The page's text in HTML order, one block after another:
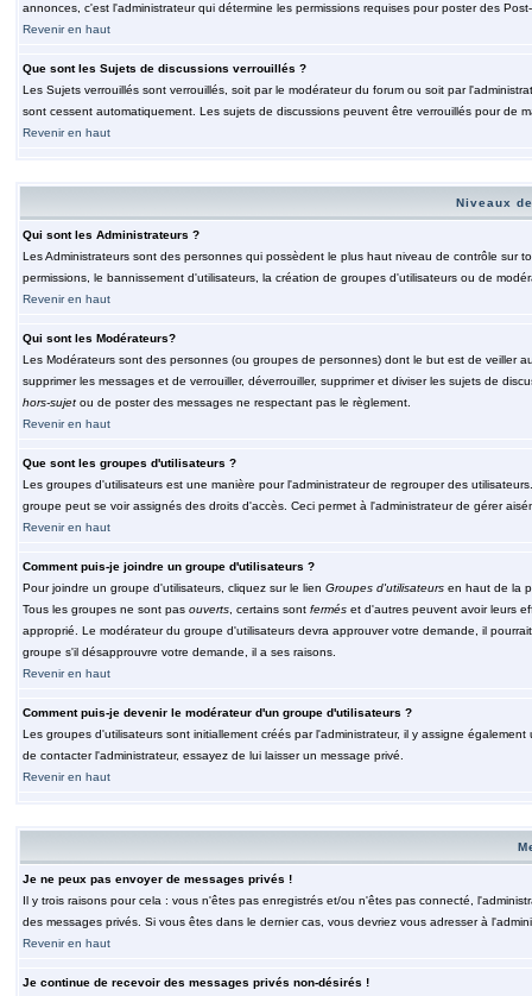
annonces, c'est l'administrateur qui détermine les permissions requises pour poster des
Revenir en haut
Que sont les Sujets de discussions verrouillés ?
Les Sujets verrouillés sont verrouillés, soit par le modérateur du forum ou soit par
sont cessent automatiquement. Les sujets de discussions peuvent être verrouillés pour de
Revenir en haut
Niveaux
Qui sont les Administrateurs ?
Les Administrateurs sont des personnes qui possèdent le plus haut niveau de contrôle sur
permissions, le bannissement d'utilisateurs, la création de groupes d'utilisateurs ou de
Revenir en haut
Qui sont les Modérateurs?
Les Modérateurs sont des personnes (ou groupes de personnes) dont le but est de veiller
supprimer les messages et de verrouiller, déverrouiller, supprimer et diviser les sujets de
hors-sujetou de poster des messages ne respectant pas le règlement.
Revenir en haut
Que sont les groupes d'utilisateurs ?
Les groupes d'utilisateurs est une manière pour l'administrateur de regrouper des
groupe peut se voir assignés des droits d'accès. Ceci permet à l'administrateur de gérer
Revenir en haut
Comment puis-je joindre un groupe d'utilisateurs ?
Pour joindre un groupe d'utilisateurs, cliquez sur le lien Groupes d'utilisateursen haut de la
Tous les groupes ne sont pas ouverts, certains sont ferméset d'autres peuvent avoir leurs
approprié. Le modérateur du groupe d'utilisateurs devra approuver votre demande, il
groupe s'il désapprouvre votre demande, il a ses raisons.
Revenir en haut
Comment puis-je devenir le modérateur d'un groupe d'utilisateurs ?
Les groupes d'utilisateurs sont initiallement créés par l'administrateur, il y assigne
de contacter l'administrateur, essayez de lui laisser un message privé.
Revenir en haut
Je ne peux pas envoyer de messages privés !
Il y trois raisons pour cela : vous n'êtes pas enregistrés et/ou n'êtes pas connecté,
des messages privés. Si vous êtes dans le dernier cas, vous devriez vous adresser à
Revenir en haut
Je continue de recevoir des messages privés non-désirés !